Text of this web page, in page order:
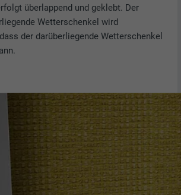
überlappend und geklebt. Der
Wetterschenkel wird
der darüberliegende Wetterschenkel